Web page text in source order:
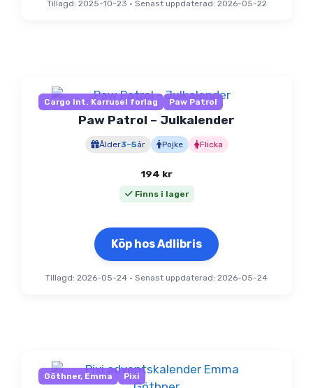
Tillagd: 2025-10-23 • Senast uppdaterad: 2026-05-22
Cargo Int. Karrusel forlag Paw Patrol
Paw Patrol – Julkalender
Ålder3–5år Pojke Flicka
194 kr
Finns i lager
Köp hos Adlibris
Tillagd: 2026-05-24 • Senast uppdaterad: 2026-05-24
Göthner, Emma Pixi